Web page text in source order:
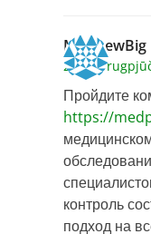
MatthewBig
2026 7
Пройдите
https://
контроль
подход на